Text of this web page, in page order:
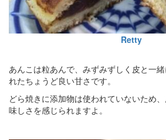
Retty
あんこは粒あんで、みずみずしく皮と一
れたちょうど良い甘さです。
どら焼きに添加物は使われていないため
味しさを感じられますよ。